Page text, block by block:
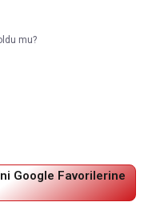
mu?
Google Favorilerine